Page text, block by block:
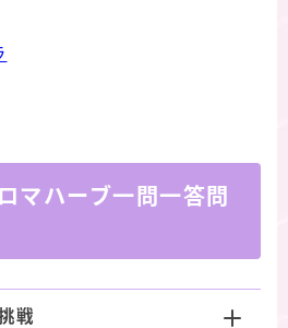
マハーブ一問一答問
戦